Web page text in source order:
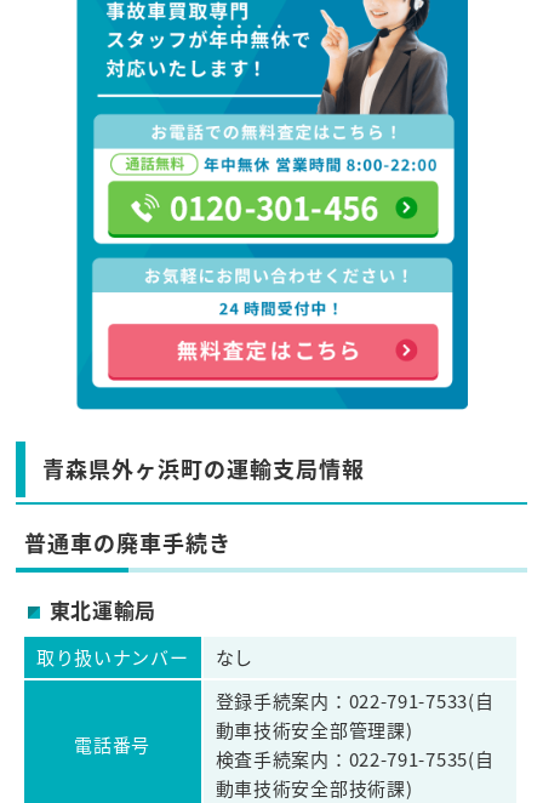
青森県外ヶ浜町の運輸支局情報
普通車の廃車手続き
東北運輸局
取り扱いナンバー なし
電話番号
登録手続案内：022-791-7533(自
動車技術安全部管理課)
検査手続案内：022-791-7535(自
動車技術安全部技術課)